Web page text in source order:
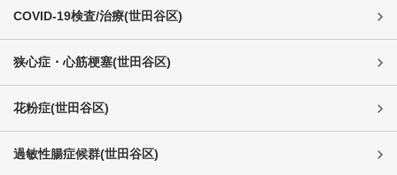
COVID-19検査/治療(世田谷区)
狭心症・心筋梗塞(世田谷区)
花粉症(世田谷区)
過敏性腸症候群(世田谷区)